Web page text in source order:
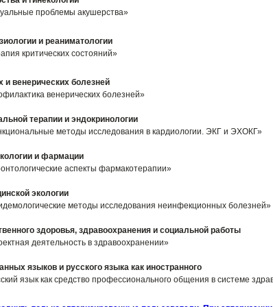
проблемы акушерства»
и реаниматологии
критических состояний»
венерических болезней
венерических болезней»
терапии и эндокринологии
методы исследования в кардиологии. ЭКГ и ЭХОКГ»
и фармации
аспекты фармакотерапии»
экологии
методы исследования неинфекционных болезней»
здоровья, здравоохранения и социальной работы
деятельность в здравоохранении»
языков и русского языка как иностранного
язык как средство профессионального общения в системе